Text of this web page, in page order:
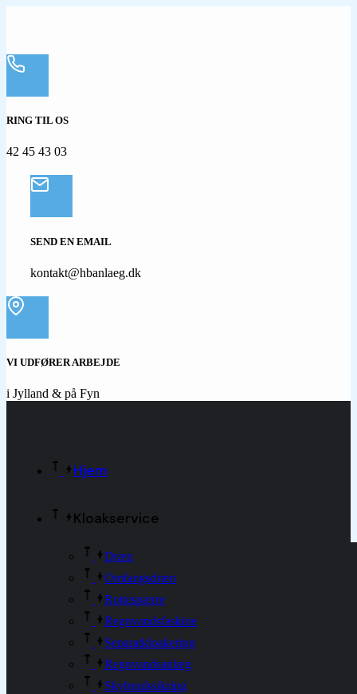
RING TIL OS
42 45 43 03
SEND EN EMAIL
kontakt@hbanlaeg.dk
VI UDFØRER ARBEJDE
i Jylland & på Fyn
Hjem
Kloakservice
Dræn
Omfangsdræn
Rottespærre
Regnvandsfaskine
Separatkloakering
Regnvandsanlæg
Skybrudssikring